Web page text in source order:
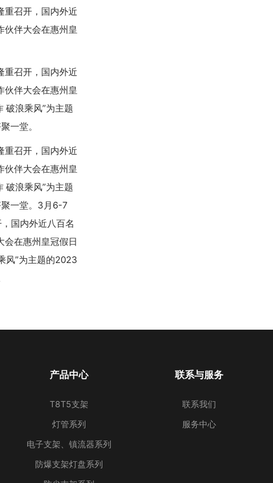
重召开，国内外近
伙伴大会在惠州皇
重召开，国内外近
伙伴大会在惠州皇
破浪乘风”为主题
一堂。
重召开，国内外近
伙伴大会在惠州皇
破浪乘风”为主题
一堂。3月6-7
国内外近八百名
在惠州皇冠假日
风”为主题的2023
产品中心
T8T5支架
灯管系列
电子支架、镇流器系列
防爆支架灯盘系列
联系与服务
联系我们
服务中心